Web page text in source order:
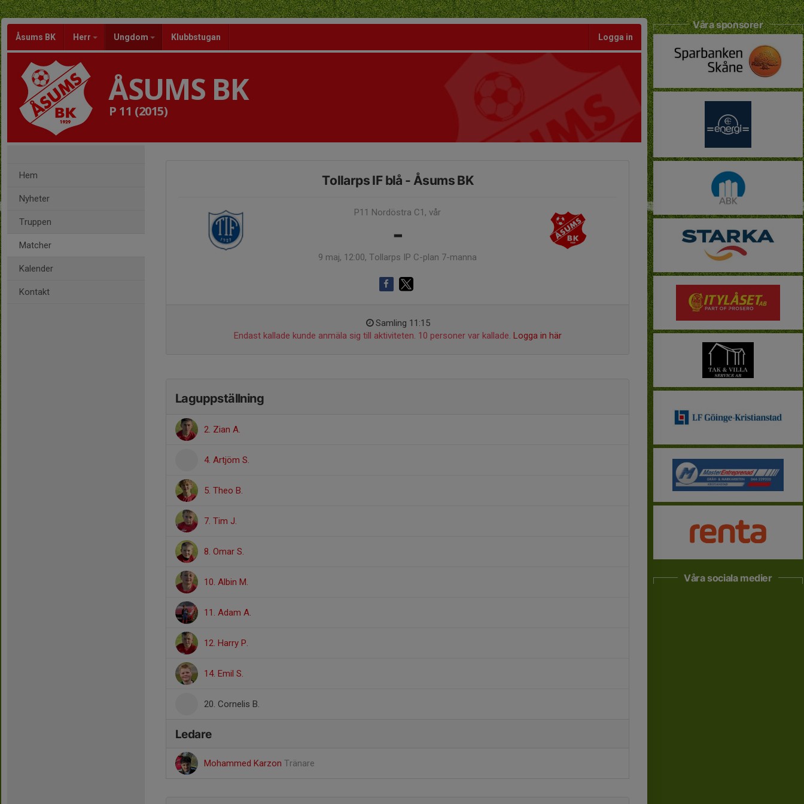
Åsums BK Herr Ungdom Klubbstugan Logga in
ÅSUMS BK
P 11 (2015)
Hem
Nyheter
Truppen
Matcher
Kalender
Kontakt
Tollarps IF blå - Åsums BK
P11 Nordöstra C1, vår
-
9 maj, 12:00, Tollarps IP C-plan 7-manna
Samling 11:15
Endast kallade kunde anmäla sig till aktiviteten. 10 personer var kallade. Logga in här
Laguppställning
2. Zian A.
4. Artjöm S.
5. Theo B.
7. Tim J.
8. Omar S.
10. Albin M.
11. Adam A.
12. Harry P.
14. Emil S.
20. Cornelis B.
Ledare
Mohammed Karzon Tränare
Våra sponsorer
Våra sociala medier